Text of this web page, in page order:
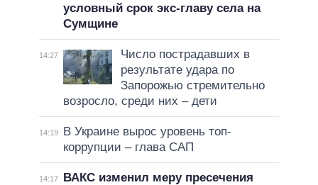
условный срок экс-главу села на
Сумщине
14:27
Число пострадавших в
результате удара по
Запорожью стремительно
возросло, среди них – дети
14:19
В Украине вырос уровень топ-
коррупции – глава САП
14:17
ВАКС изменил меру пресечения